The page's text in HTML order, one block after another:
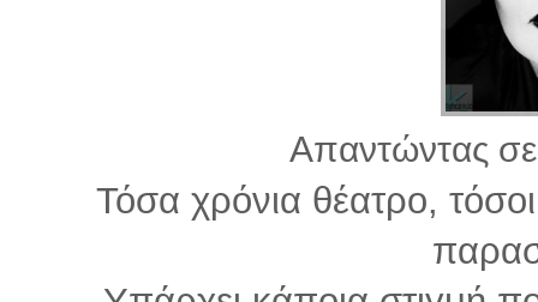
Απαντώντας σε
Τόσα χρόνια θέατρο,